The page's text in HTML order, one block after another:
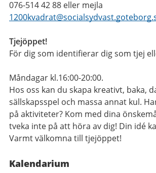
076-514 42 88 eller mejla
Tjejöppet!
För dig som identifierar dig som tjej
Måndagar kl.16:00-20:00.
Hos oss kan du skapa kreativt, baka,
sällskapsspel och massa annat kul.
på aktiviteter? Kom med dina
tveka inte på att höra av dig! Din idé
Varmt välkomna till tjejöppet!
Kalendarium